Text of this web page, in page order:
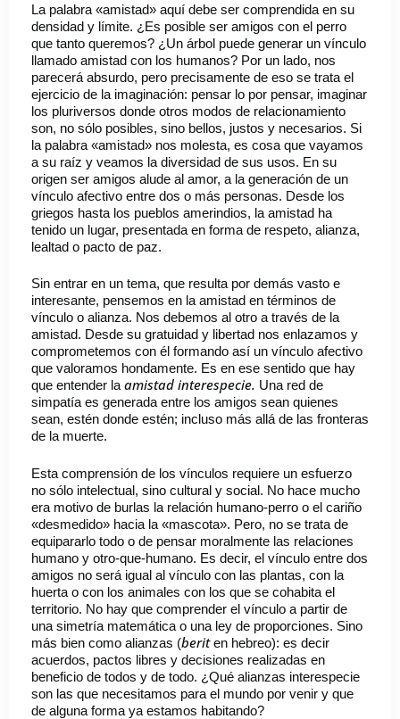
La palabra «amistad» aquí debe ser comprendida en su
densidad y límite. ¿Es posible ser amigos con el perro
que tanto queremos? ¿Un árbol puede generar un vínculo
llamado amistad con los humanos? Por un lado, nos
parecerá absurdo, pero precisamente de eso se trata el
ejercicio de la imaginación: pensar lo por pensar, imaginar
los pluriversos donde otros modos de relacionamiento
son, no sólo posibles, sino bellos, justos y necesarios. Si
la palabra «amistad» nos molesta, es cosa que vayamos
a su raíz y veamos la diversidad de sus usos. En su
origen ser amigos alude al amor, a la generación de un
vínculo afectivo entre dos o más personas. Desde los
griegos hasta los pueblos amerindios, la amistad ha
tenido un lugar, presentada en forma de respeto, alianza,
lealtad o pacto de paz.
Sin entrar en un tema, que resulta por demás vasto e
interesante, pensemos en la amistad en términos de
vínculo o alianza. Nos debemos al otro a través de la
amistad. Desde su gratuidad y libertad nos enlazamos y
comprometemos con él formando así un vínculo afectivo
que valoramos hondamente. Es en ese sentido que hay
que entender la amistad interespecie. Una red de
simpatía es generada entre los amigos sean quienes
sean, estén donde estén; incluso más allá de las fronteras
de la muerte.
Esta comprensión de los vínculos requiere un esfuerzo
no sólo intelectual, sino cultural y social. No hace mucho
era motivo de burlas la relación humano-perro o el cariño
«desmedido» hacia la «mascota». Pero, no se trata de
equipararlo todo o de pensar moralmente las relaciones
humano y otro-que-humano. Es decir, el vínculo entre dos
amigos no será igual al vínculo con las plantas, con la
huerta o con los animales con los que se cohabita el
territorio. No hay que comprender el vínculo a partir de
una simetría matemática o una ley de proporciones. Sino
más bien como alianzas (beriten hebreo): es decir
acuerdos, pactos libres y decisiones realizadas en
beneficio de todos y de todo. ¿Qué alianzas interespecie
son las que necesitamos para el mundo por venir y que
de alguna forma ya estamos habitando?